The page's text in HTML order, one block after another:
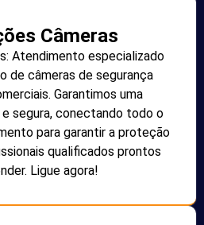
Câmeras
Atendimento especializado
de câmeras de segurança
Garantimos uma
segura, conectando todo o
para garantir a proteção
qualificados prontos
Ligue agora!